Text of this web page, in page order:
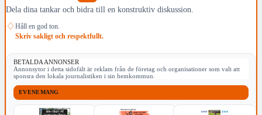
Dela dina tankar och bidra till en konstruktiv diskussion.
♢ Håll en god ton.
Skriv sakligt och respektfullt.
BETALDA ANNONSER
Annonsytor i detta sidofält är reklam från de företag och organisationer som valt att
sponsra den lokala journalistiken i sin hemkommun.
EVENEMANG